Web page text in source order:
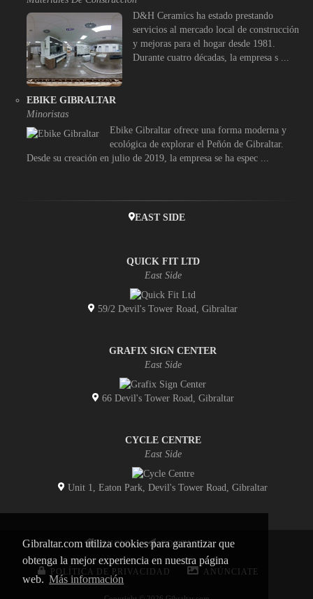
Gibraltar.com utiliza cookies para garantizar que
obtenga la mejor experiencia en nuestra página
web. Más información
D&H Ceramics ha estado prestando
servicios al mercado local de construcción
y mejoras para el hogar desde 1981.
Durante cuatro décadas, la empresa s ...
EBIKE GIBRALTAR
Minoristas
Ebike Gibraltar ofrece una forma moderna y
ecológica de explorar el Peñón de Gibraltar.
Desde su creación en julio de 2019, la empresa se ha espec ...
EAST SIDE
QUICK FIT LTD
East Side
59/2 Devil's Tower Road, Gibraltar
GRAFIX SIGN CENTER
East Side
66 Devil's Tower Road, Gibraltar
CYCLE CENTRE
East Side
Unit 1, Eaton Park, Devil's Tower Road, Gibraltar
INICIO CONTACTO
POLÍTICA DE PRIVACIDAD ANÚNCIATE